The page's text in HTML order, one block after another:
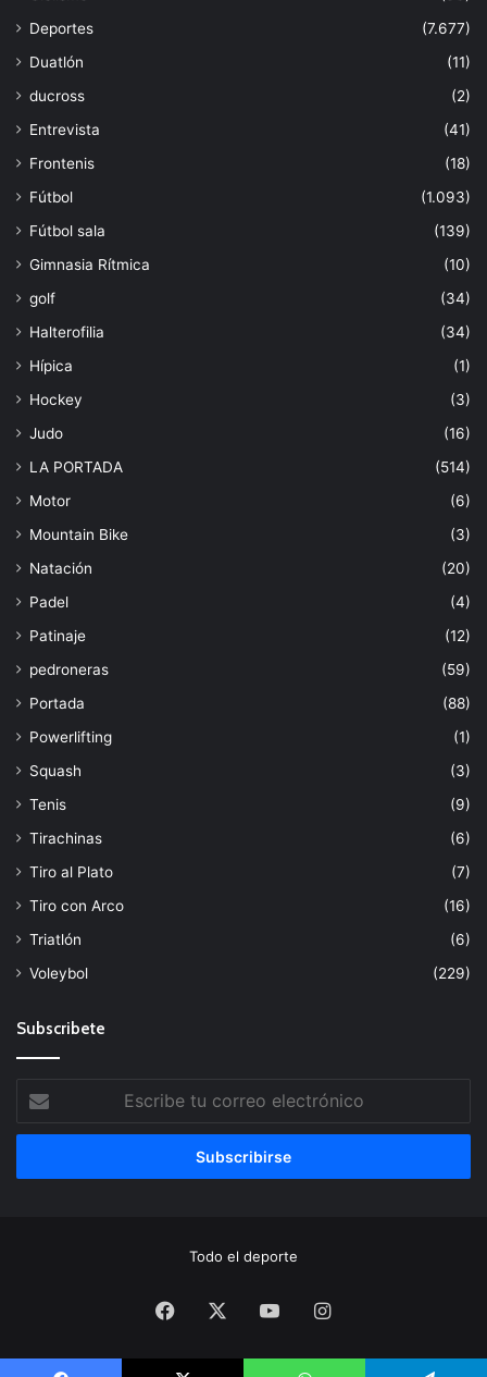
Deportes
(7.677)
Duatlón
(11)
ducross
(2)
Entrevista
(41)
Frontenis
(18)
Fútbol
(1.093)
Fútbol sala
(139)
Gimnasia Rítmica
(10)
golf
(34)
Halterofilia
(34)
Hípica
(1)
Hockey
(3)
Judo
(16)
LA PORTADA
(514)
Motor
(6)
Mountain Bike
(3)
Natación
(20)
Padel
(4)
Patinaje
(12)
pedroneras
(59)
Portada
(88)
Powerlifting
(1)
Squash
(3)
Tenis
(9)
Tirachinas
(6)
Tiro al Plato
(7)
Tiro con Arco
(16)
Triatlón
(6)
Voleybol
(229)
Subscribete
tu
correo
Todo el deporte
Facebook YouTubeInstagram